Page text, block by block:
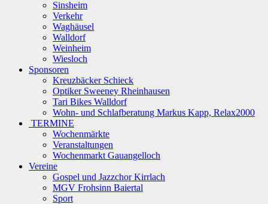
Sinsheim
Verkehr
Waghäusel
Walldorf
Weinheim
Wiesloch
Sponsoren
Kreuzbäcker Schieck
Optiker Sweeney Rheinhausen
Tari Bikes Walldorf
Wohn- und Schlafberatung Markus Kapp, Relax2000
TERMINE
Wochenmärkte
Veranstaltungen
Wochenmarkt Gauangelloch
Vereine
Gospel und Jazzchor Kirrlach
MGV Frohsinn Baiertal
Sport